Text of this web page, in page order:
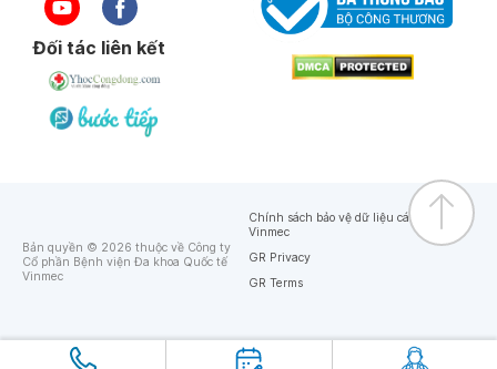
Đối tác liên kết
Bản quyền © 2026 thuộc về Công ty
Cổ phần Bệnh viện Đa khoa Quốc tế
Vinmec
Chính sách bảo vệ dữ liệu cá nhân của
Vinmec
GR Privacy
GR Terms